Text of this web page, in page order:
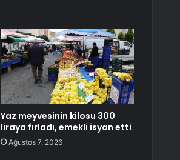
Yaz meyvesinin kilosu 300
liraya fırladı, emekli isyan etti
Ağustos 7, 2026